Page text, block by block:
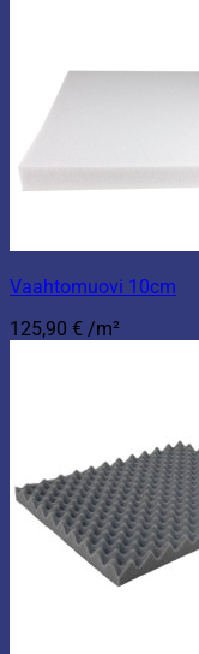
Vaahtomuovi 10cm
125,90 € /m²